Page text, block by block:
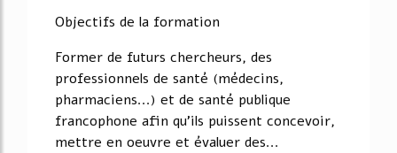
Objectifs de la formation
Former de futurs chercheurs, des
professionnels de santé (médecins,
pharmaciens...) et de santé publique
francophone afin qu'ils puissent concevoir,
mettre en oeuvre et évaluer des...